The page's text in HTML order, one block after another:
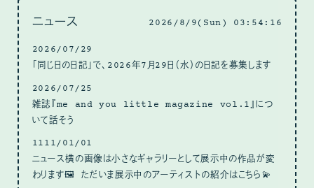
ニュース 2026/8/9(Sun) 03:54:18
2026/07/29
「同じ日の日記」で、2026年7月29日（水）の日記を募集します
2026/07/25
雑誌『me and you little magazine vol.1』につ
いて話そう
1111/01/01
ニュース横の画像は小さなギャラリーとして展示中の作品が変
わります🖼 ただいま展示中のアーティストの紹介はこちら💫